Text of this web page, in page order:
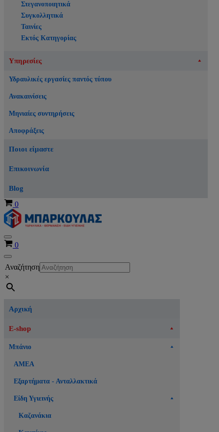
Στεγανοποιητικά
Συγκολλητικά
Ταινίες
Εκτός Κατηγορίας
Υπηρεσίες
Υδραυλικές εργασίες παντός τύπου
Ανακαινίσεις
Μηνιαίες συντηρήσεις
Αποφράξεις
Ποιοι είμαστε
Επικοινωνία
Blog
Καλάθι
0
Μενού
πλοήγησης
Καλάθι
0
Μενού
πλοήγησης
Αναζήτηση
×
Αρχική
E-shop
Μπάνιο
ΑΜΕΑ
Εξαρτήματα - Ανταλλακτικά
Είδη Υγιεινής
Καζανάκια